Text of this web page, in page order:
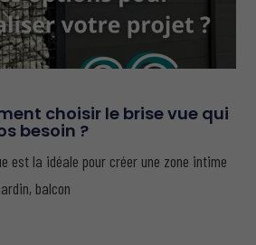
choisir le brise vue qui
besoin ?
est la idéale pour créer une zone intime
balcon